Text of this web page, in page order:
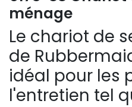
ménage
Le chariot de
de
idéal pour les
l'entretien tel